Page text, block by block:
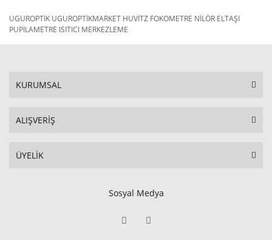
UGUROPTİK UGUROPTİKMARKET HUVİTZ FOKOMETRE NİLÖR ELTAŞI
PUPİLAMETRE ISITICI MERKEZLEME
KURUMSAL
ALIŞVERİŞ
ÜYELİK
Sosyal Medya